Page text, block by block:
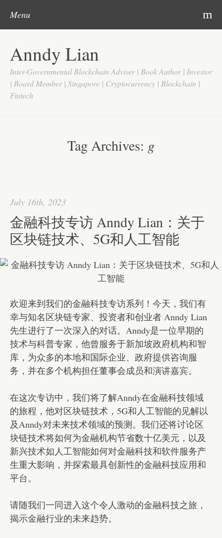
Anndy Lian
Inter-Governmental Blockchain Adviser | Book Author | Investor
| Board Member | Singapore | Cryptocurrency | Blockchain |
Fintech
Menu m
About
Updates
Videos
Tag Archives: g
July 16th, 2023
金融科技专访 Anndy Lian：关于
区块链技术、5G和人工智能
欢迎来到我们的金融科技专访系列！今天，我们有
幸与知名区块链专家、投资者和创业者 Anndy Lian
先生进行了一次深入的对话。Anndy是一位早期的
技术与科普专家，他曾服务于新加坡政府机构和智
库，为众多的本地和国际企业、政府提供咨询服
务，并在多个机构担任董事会成员和演讲嘉宾。
在这次专访中，我们将了解Anndy在金融科技领域
的旅程，他对区块链技术，5G和人工智能的见解以
及Anndy对未来技术领域的预测。我们还将讨论区
块链技术将如何为金融机构节省数十亿美元，以及
新兴技术如人工智能如何对金融科技和软件服务产
生重大影响，并探索最具创新性的金融科技应用和
平台。
请随我们一同进入这个令人激动的金融科技之旅，
揭示金融行业的未来趋势。